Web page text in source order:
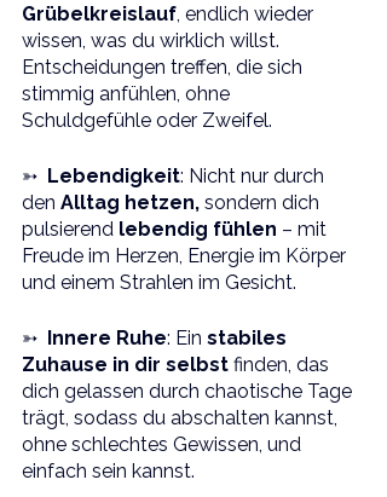
Grübelkreislauf, endlich wieder
wissen, was du wirklich willst.
Entscheidungen treffen, die sich
stimmig anfühlen, ohne
Schuldgefühle oder Zweifel.
➳ Lebendigkeit: Nicht nur durch
den Alltag hetzen, sondern dich
pulsierend lebendig fühlen – mit
Freude im Herzen, Energie im Körper
und einem Strahlen im Gesicht.
➳ Innere Ruhe: Ein stabiles
Zuhause in dir selbst finden, das
dich gelassen durch chaotische Tage
trägt, sodass du abschalten kannst,
ohne schlechtes Gewissen, und
einfach sein kannst.